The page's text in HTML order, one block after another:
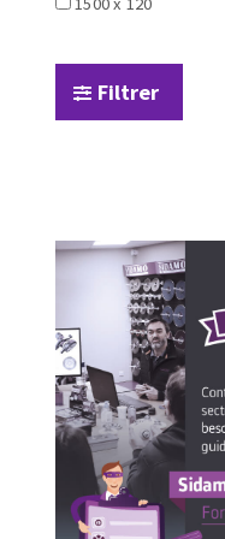
Scies de table
Disques auto-agrippant
Patins
Bandes abrasives
Disques fibre et papier
Feuilles 230 x 280 mm
Cales à poncer et patins
Eponges abrasive
Filtrer